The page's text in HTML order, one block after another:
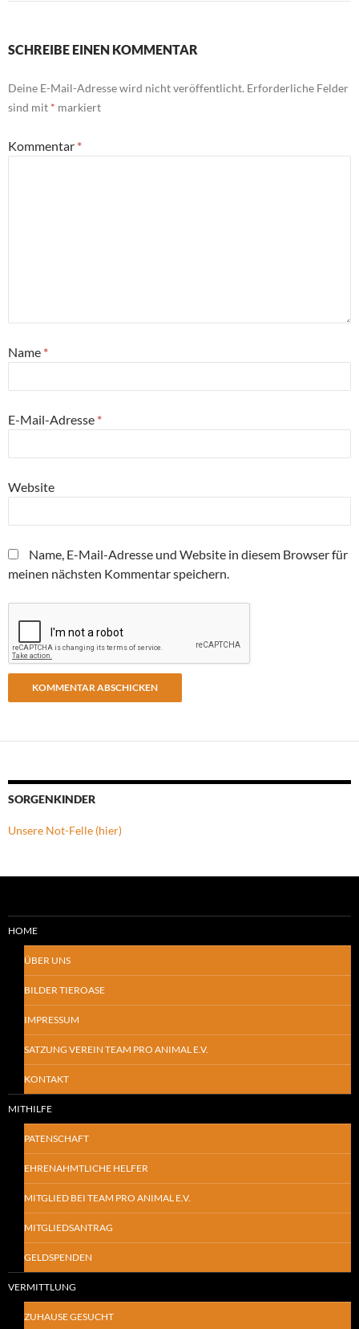
SCHREIBE EINEN KOMMENTAR
Deine E-Mail-Adresse wird nicht veröffentlicht. Erforderliche Felder
sind mit * markiert
Kommentar *
Name *
E-Mail-Adresse *
Website
Name, E-Mail-Adresse und Website in diesem Browser für
meinen nächsten Kommentar speichern.
SORGENKINDER
Unsere Not-Felle (hier)
HOME
ÜBER UNS
BILDER TIEROASE
IMPRESSUM
SATZUNG VEREIN TEAM PRO ANIMAL E.V.
KONTAKT
MITHILFE
PATENSCHAFT
EHRENAHMTLICHE HELFER
MITGLIED BEI TEAM PRO ANIMAL E.V.
MITGLIEDSANTRAG
GELDSPENDEN
VERMITTLUNG
ZUHAUSE GESUCHT